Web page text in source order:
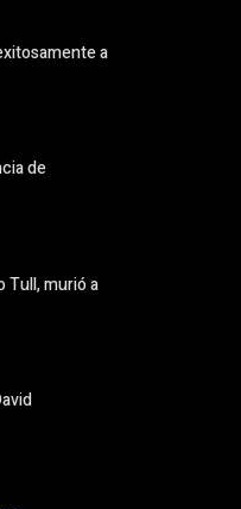
a
de
Tull, murió a